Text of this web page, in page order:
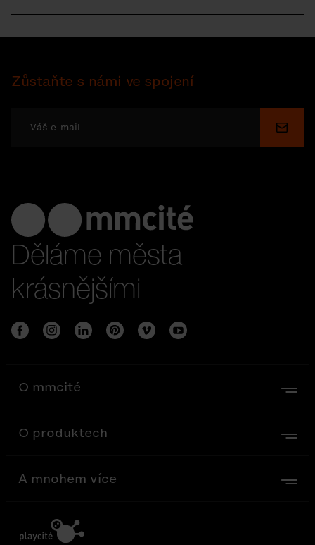
Zůstaňte s námi ve spojení
Děláme města
krásnějšími
O mmcité
O produktech
A mnohem více